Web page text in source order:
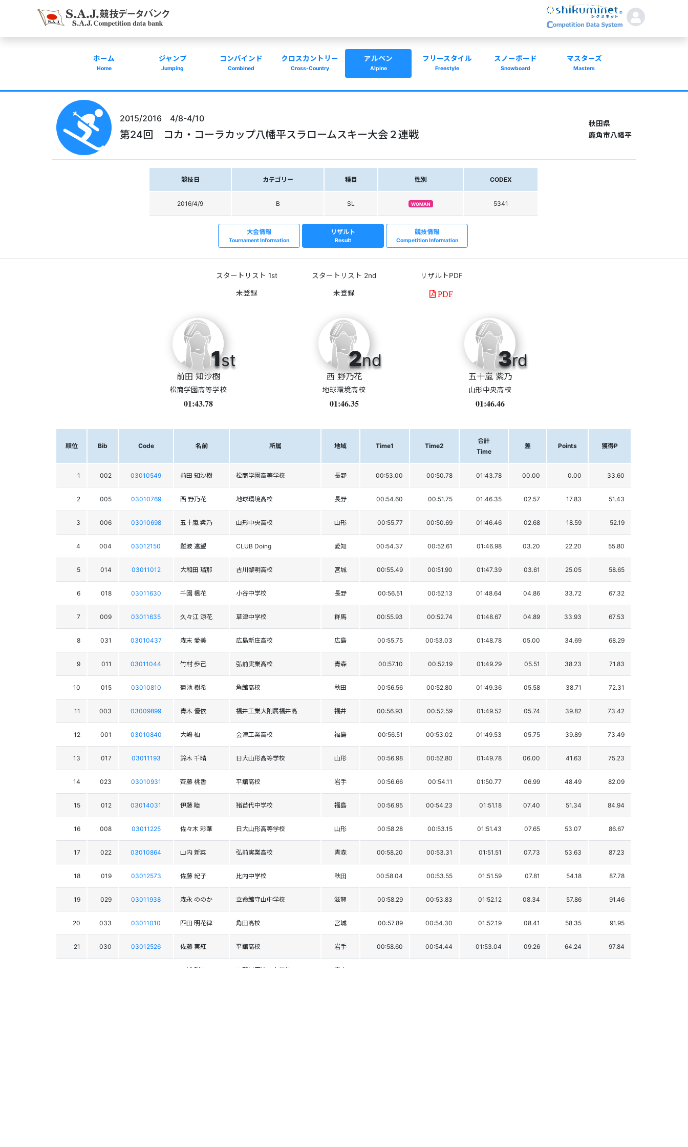
ホーム
Home
ジャンプ
Jumping
コンバインド
Combined
クロスカントリー
Cross-Country
アルペン
Alpine
フリースタイル
Freestyle
スノーボード
Snowboard
マスターズ
Masters
2015/2016 4/8-4/10
第24回 コカ・コーラカップ八幡平スラロームスキー大会２連戦
秋田県
鹿角市八幡平
競技日 カテゴリー 種目 性別 CODEX
2016/4/9 B SL WOMAN 5341
大会情報
Tournament Information
リザルト
Result
競技情報
Competition Information
スタートリスト 1st スタートリスト 2nd リザルトPDF
PDF
1st
前田 知沙樹
松商学園高等学校
01:43.78
2nd
西 野乃花
地球環境高校
01:46.35
3rd
五十嵐 紫乃
山形中央高校
01:46.46
順位 Bib Code 名前 所属 地域 Time1 Time2
合計
Time
差 Points 獲得P
1 002 03010549 前田 知沙樹 松商学園高等学校 長野 00:53.00 00:50.78 01:43.78 00.00 0.00 33.60
2 005 03010769 西 野乃花 地球環境高校 長野 00:54.60 00:51.75 01:46.35 02.57 17.83 51.43
3 006 03010698 五十嵐 紫乃 山形中央高校 山形 00:55.77 00:50.69 01:46.46 02.68 18.59 52.19
4 004 03012150 難波 遠望 CLUB Doing 愛知 00:54.37 00:52.61 01:46.98 03.20 22.20 55.80
5 014 03011012 大和田 瑠那 古川黎明高校 宮城 00:55.49 00:51.90 01:47.39 03.61 25.05 58.65
6 018 03011630 千國 楓花 小谷中学校 長野 00:56.51 00:52.13 01:48.64 04.86 33.72 67.32
7 009 03011635 久々江 涼花 草津中学校 群馬 00:55.93 00:52.74 01:48.67 04.89 33.93 67.53
8 031 03010437 森末 愛美 広島新庄高校 広島 00:55.75 00:53.03 01:48.78 05.00 34.69 68.29
9 011 03011044 竹村 歩己 弘前実業高校 青森 00:57.10 00:52.19 01:49.29 05.51 38.23 71.83
10 015 03010810 菊池 樹希 角館高校 秋田 00:56.56 00:52.80 01:49.36 05.58 38.71 72.31
11 003 03009899 青木 優依 福井工業大附属福井高 福井 00:56.93 00:52.59 01:49.52 05.74 39.82 73.42
12 001 03010840 大嶋 柚 会津工業高校 福島 00:56.51 00:53.02 01:49.53 05.75 39.89 73.49
13 017 03011193 鈴木 千晴 日大山形高等学校 山形 00:56.98 00:52.80 01:49.78 06.00 41.63 75.23
14 023 03010931 齊藤 桃香 平舘高校 岩手 00:56.66 00:54.11 01:50.77 06.99 48.49 82.09
15 012 03014031 伊藤 睦 猪苗代中学校 福島 00:56.95 00:54.23 01:51.18 07.40 51.34 84.94
16 008 03011225 佐々木 彩華 日大山形高等学校 山形 00:58.28 00:53.15 01:51.43 07.65 53.07 86.67
17 022 03010864 山内 新菜 弘前実業高校 青森 00:58.20 00:53.31 01:51.51 07.73 53.63 87.23
18 019 03012573 佐藤 紀子 比内中学校 秋田 00:58.04 00:53.55 01:51.59 07.81 54.18 87.78
19 029 03011938 森永 ののか 立命館守山中学校 滋賀 00:58.29 00:53.83 01:52.12 08.34 57.86 91.46
20 033 03011010 匹田 明花律 角田高校 宮城 00:57.89 00:54.30 01:52.19 08.41 58.35 91.95
21 030 03012526 佐藤 実紅 平舘高校 岩手 00:58.60 00:54.44 01:53.04 09.26 64.24 97.84
三浦 梨菜 五所川原第三中学校 青森